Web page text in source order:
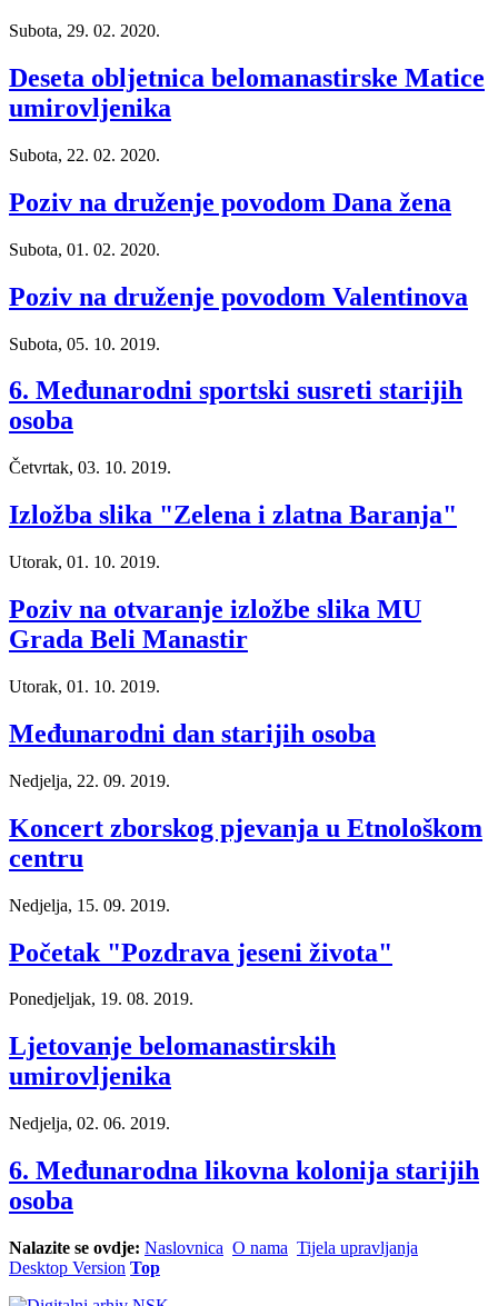
Subota, 29. 02. 2020.
Deseta obljetnica belomanastirske Matice
umirovljenika
Subota, 22. 02. 2020.
Poziv na druženje povodom Dana žena
Subota, 01. 02. 2020.
Poziv na druženje povodom Valentinova
Subota, 05. 10. 2019.
6. Međunarodni sportski susreti starijih
osoba
Četvrtak, 03. 10. 2019.
Izložba slika "Zelena i zlatna Baranja"
Utorak, 01. 10. 2019.
Poziv na otvaranje izložbe slika MU
Grada Beli Manastir
Utorak, 01. 10. 2019.
Međunarodni dan starijih osoba
Nedjelja, 22. 09. 2019.
Koncert zborskog pjevanja u Etnološkom
centru
Nedjelja, 15. 09. 2019.
Početak "Pozdrava jeseni života"
Ponedjeljak, 19. 08. 2019.
Ljetovanje belomanastirskih
umirovljenika
Nedjelja, 02. 06. 2019.
6. Međunarodna likovna kolonija starijih
osoba
Nalazite se ovdje: Naslovnica O nama Tijela upravljanja
Desktop Version Top